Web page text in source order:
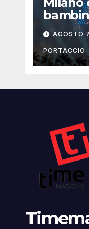
2026:
e AGOSTO
PORTACCIO